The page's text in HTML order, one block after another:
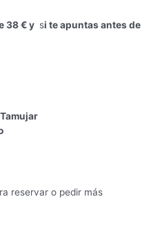
38 € y si te apuntas antes de
reservar o pedir más